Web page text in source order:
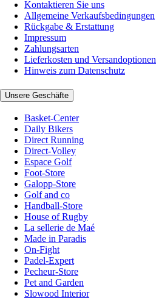
Kontaktieren Sie uns
Allgemeine Verkaufsbedingungen
Rückgabe & Erstattung
Impressum
Zahlungsarten
Lieferkosten und Versandoptionen
Hinweis zum Datenschutz
Unsere Geschäfte
Basket-Center
Daily Bikers
Direct Running
Direct-Volley
Espace Golf
Foot-Store
Galopp-Store
Golf and co
Handball-Store
House of Rugby
La sellerie de Maé
Made in Paradis
On-Fight
Padel-Expert
Pecheur-Store
Pet and Garden
Slowood Interior